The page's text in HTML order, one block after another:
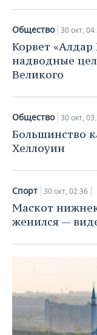
Общество 30 окт,
Корвет
надводные
Великого
Общество 30 окт,
Большинство
Хеллоуин
Спорт 30 окт, 02:36
Маскот
женился —